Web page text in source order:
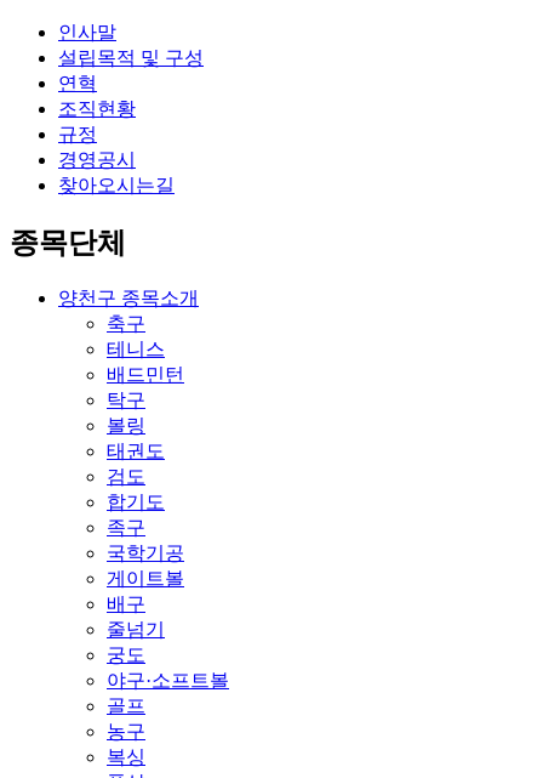
인사말
설립목적 및 구성
연혁
조직현황
규정
경영공시
찾아오시는길
종목단체
양천구 종목소개
축구
테니스
배드민턴
탁구
볼링
태권도
검도
합기도
족구
국학기공
게이트볼
배구
줄넘기
궁도
야구·소프트볼
골프
농구
복싱